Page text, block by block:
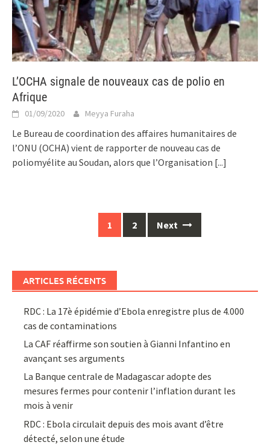
L’OCHA signale de nouveaux cas de polio en
Afrique
01/09/2020 Meyya Furaha
Le Bureau de coordination des affaires humanitaires de
l’ONU (OCHA) vient de rapporter de nouveau cas de
poliomyélite au Soudan, alors que l’Organisation [...]
1 2 Next
ARTICLES RÉCENTS
RDC : La 17è épidémie d’Ebola enregistre plus de 4.000
cas de contaminations
La CAF réaffirme son soutien à Gianni Infantino en
avançant ses arguments
La Banque centrale de Madagascar adopte des
mesures fermes pour contenir l’inflation durant les
mois à venir
RDC : Ebola circulait depuis des mois avant d’être
détecté, selon une étude